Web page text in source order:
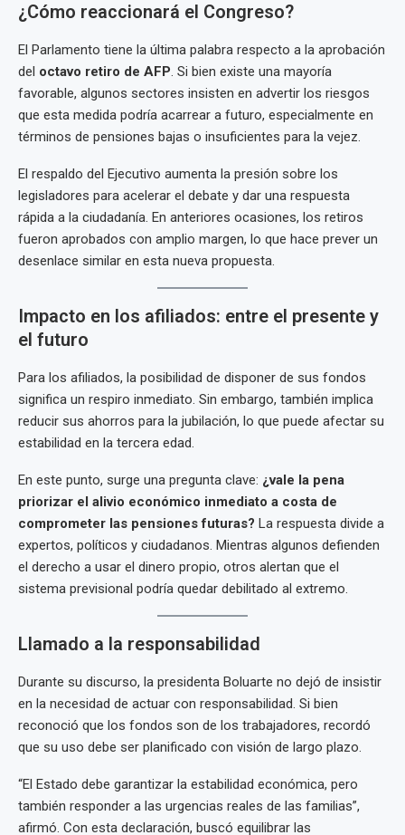
¿Cómo reaccionará el Congreso?
El Parlamento tiene la última palabra respecto a la aprobación
del octavo retiro de AFP. Si bien existe una mayoría
favorable, algunos sectores insisten en advertir los riesgos
que esta medida podría acarrear a futuro, especialmente en
términos de pensiones bajas o insuficientes para la vejez.
El respaldo del Ejecutivo aumenta la presión sobre los
legisladores para acelerar el debate y dar una respuesta
rápida a la ciudadanía. En anteriores ocasiones, los retiros
fueron aprobados con amplio margen, lo que hace prever un
desenlace similar en esta nueva propuesta.
Impacto en los afiliados: entre el presente y
el futuro
Para los afiliados, la posibilidad de disponer de sus fondos
significa un respiro inmediato. Sin embargo, también implica
reducir sus ahorros para la jubilación, lo que puede afectar su
estabilidad en la tercera edad.
En este punto, surge una pregunta clave: ¿vale la pena
priorizar el alivio económico inmediato a costa de
comprometer las pensiones futuras? La respuesta divide a
expertos, políticos y ciudadanos. Mientras algunos defienden
el derecho a usar el dinero propio, otros alertan que el
sistema previsional podría quedar debilitado al extremo.
Llamado a la responsabilidad
Durante su discurso, la presidenta Boluarte no dejó de insistir
en la necesidad de actuar con responsabilidad. Si bien
reconoció que los fondos son de los trabajadores, recordó
que su uso debe ser planificado con visión de largo plazo.
“El Estado debe garantizar la estabilidad económica, pero
también responder a las urgencias reales de las familias”,
afirmó. Con esta declaración, buscó equilibrar las